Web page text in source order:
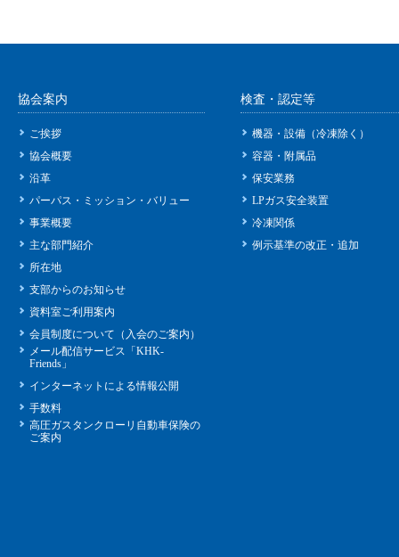
協会案内
ご挨拶
協会概要
沿革
パーパス・ミッション・バリュー
事業概要
主な部門紹介
所在地
支部からのお知らせ
資料室ご利用案内
会員制度について（入会のご案内）
メール配信サービス「KHK-
Friends」
インターネットによる情報公開
手数料
高圧ガスタンクローリ自動車保険の
ご案内
検査・認定等
機器・設備（冷凍除く）
容器・附属品
保安業務
LPガス安全装置
冷凍関係
例示基準の改正・追加